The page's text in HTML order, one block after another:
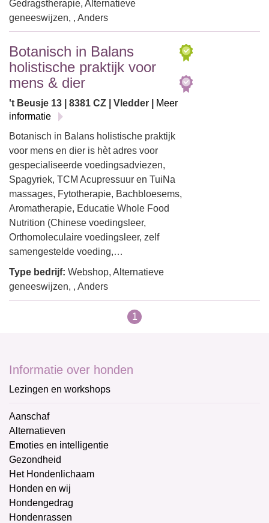
Gedragstherapie, Alternatieve
geneeswijzen, , Anders
Botanisch in Balans
holistische praktijk voor
mens & dier
't Beusje 13 | 8381 CZ | Vledder |
Meer
informatie
Botanisch in Balans holistische praktijk
voor mens en dier is hèt adres voor
gespecialiseerde voedingsadviezen,
Spagyriek, TCM Acupressuur en TuiNa
massages, Fytotherapie, Bachbloesems,
Aromatherapie, Educatie Whole Food
Nutrition (Chinese voedingsleer,
Orthomoleculaire voedingsleer, zelf
samengestelde voeding,…
Type bedrijf: Webshop, Alternatieve
geneeswijzen, , Anders
1
Informatie over honden
Lezingen en workshops
Aanschaf
Alternatieven
Emoties en intelligentie
Gezondheid
Het Hondenlichaam
Honden en wij
Hondengedrag
Hondenrassen